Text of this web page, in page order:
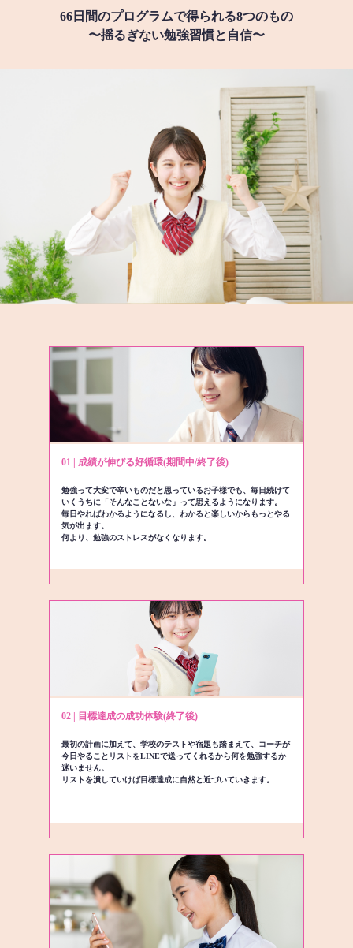
66日間のプログラムで得られる8つのもの
〜揺るぎない勉強習慣と自信〜
01 | 成績が伸びる好循環(期間中/終了後)
勉強って大変で辛いものだと思っているお子様でも、毎日続けて
いくうちに「そんなことないな」って思えるようになります。
毎日やればわかるようになるし、わかると楽しいからもっとやる
気が出ます。
何より、勉強のストレスがなくなります。
02 | 目標達成の成功体験(終了後)
最初の計画に加えて、学校のテストや宿題も踏まえて、コーチが
今日やることリストをLINEで送ってくれるから何を勉強するか
迷いません。
リストを潰していけば目標達成に自然と近づいていきます。